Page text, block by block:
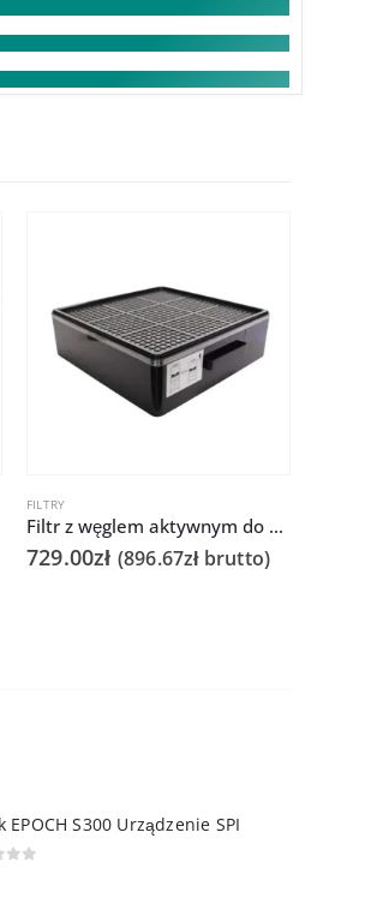
FILTRY
Filtr z węglem aktywnym do Quick TF9/TF9-S
729.00zł (896.67złbrutto)
EPOCH S300 Urządzenie SPI